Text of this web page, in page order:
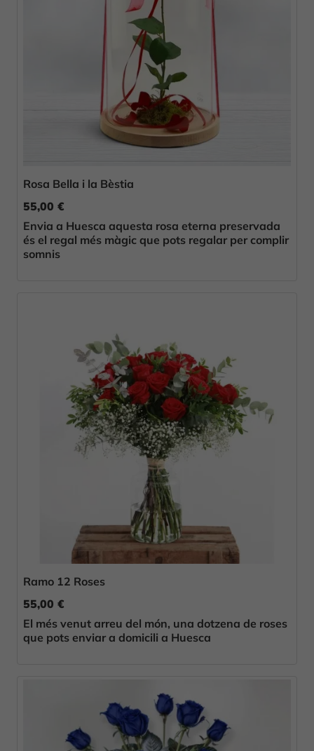
Rosa Bella i la Bèstia
55,00 €
Envia a Huesca aquesta rosa eterna preservada
és el regal més màgic que pots regalar per complir
somnis
Ramo 12 Roses
55,00 €
El més venut arreu del món, una dotzena de roses
que pots enviar a domicili a Huesca